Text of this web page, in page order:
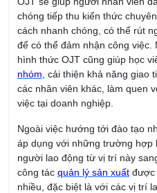
chóng tiếp thu kiến thức
cách nhanh chóng, có thể rút
để có thể đảm nhận công việc.
hình thức OJT cũng giúp học
nhóm
, cải thiện khả năng
các nhân viên khác, làm quen
việc tại doanh nghiệp.
Ngoài việc hướng tới đào tạo
áp dụng với những trường hợp
người lao động từ vị trí này
công tác
quản lý sản xuất
nhiều, đặc biệt là với các vị trí